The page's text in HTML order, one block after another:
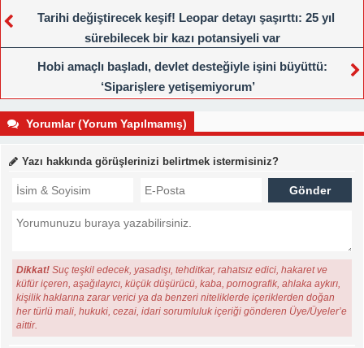
Tarihi değiştirecek keşif! Leopar detayı şaşırttı: 25 yıl
sürebilecek bir kazı potansiyeli var
Hobi amaçlı başladı, devlet desteğiyle işini büyüttü:
‘Siparişlere yetişemiyorum’
Yorumlar (Yorum Yapılmamış)
Yazı hakkında görüşlerinizi belirtmek istermisiniz?
Dikkat! Suç teşkil edecek, yasadışı, tehditkar, rahatsız edici, hakaret ve
küfür içeren, aşağılayıcı, küçük düşürücü, kaba, pornografik, ahlaka aykırı,
kişilik haklarına zarar verici ya da benzeri niteliklerde içeriklerden doğan
her türlü mali, hukuki, cezai, idari sorumluluk içeriği gönderen Üye/Üyeler’e
aittir.